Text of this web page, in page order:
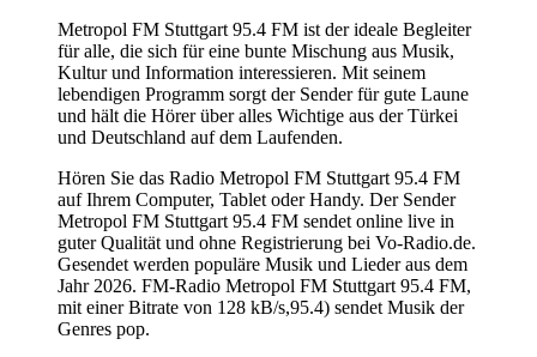
Metropol FM Stuttgart 95.4 FM ist der ideale Begleiter
für alle, die sich für eine bunte Mischung aus Musik,
Kultur und Information interessieren. Mit seinem
lebendigen Programm sorgt der Sender für gute Laune
und hält die Hörer über alles Wichtige aus der Türkei
und Deutschland auf dem Laufenden.
Hören Sie das Radio Metropol FM Stuttgart 95.4 FM
auf Ihrem Computer, Tablet oder Handy. Der Sender
Metropol FM Stuttgart 95.4 FM sendet online live in
guter Qualität und ohne Registrierung bei Vo-Radio.de.
Gesendet werden populäre Musik und Lieder aus dem
Jahr 2026. FM-Radio Metropol FM Stuttgart 95.4 FM,
mit einer Bitrate von 128 kB/s,95.4) sendet Musik der
Genres pop.